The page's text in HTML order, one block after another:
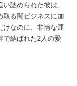
詰められた彼は、
取る闇ビジネスに加
けなのに、非情な運
で結ばれた2人の愛